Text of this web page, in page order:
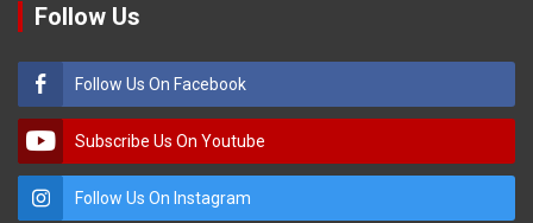
Follow Us
Follow Us On Facebook
Subscribe Us On Youtube
Follow Us On Instagram